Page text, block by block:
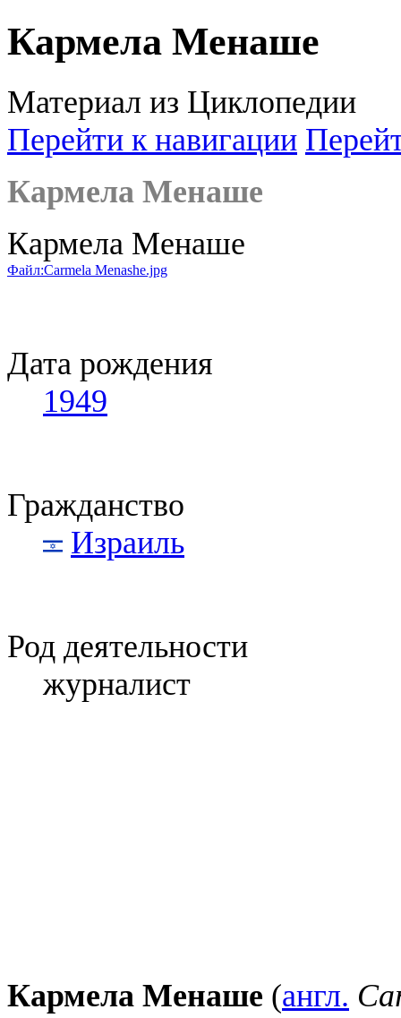
Кармела Менаше
Материал из Циклопедии
Перейти к навигации
Кармела Менаше
Кармела Менаше
Файл:Carmela Menashe.jpg
Дата рождения
1949
Гражданство
Израиль
Род деятельности
журналист
Кармела Менаше (англ.